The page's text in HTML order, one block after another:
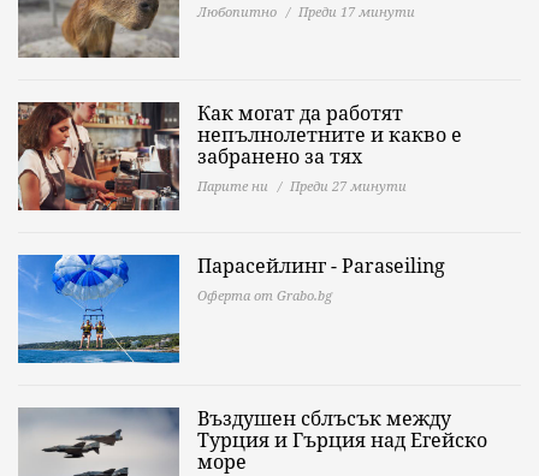
Любопитно Преди 17 минути
Как могат да работят
непълнолетните и какво е
забранено за тях
Парите ни Преди 27 минути
Парасейлинг - Paraseiling
Оферта от Grabo.bg
Въздушен сблъсък между
Турция и Гърция над Егейско
море